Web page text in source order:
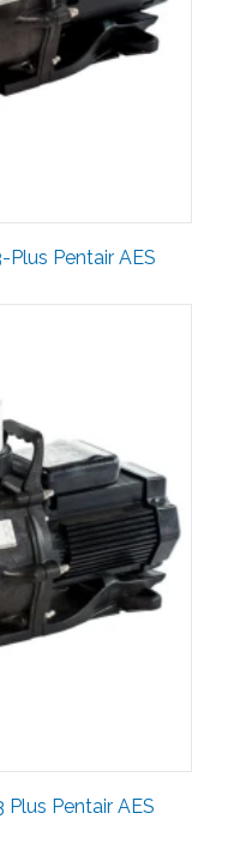
Pentair AES
Pentair AES